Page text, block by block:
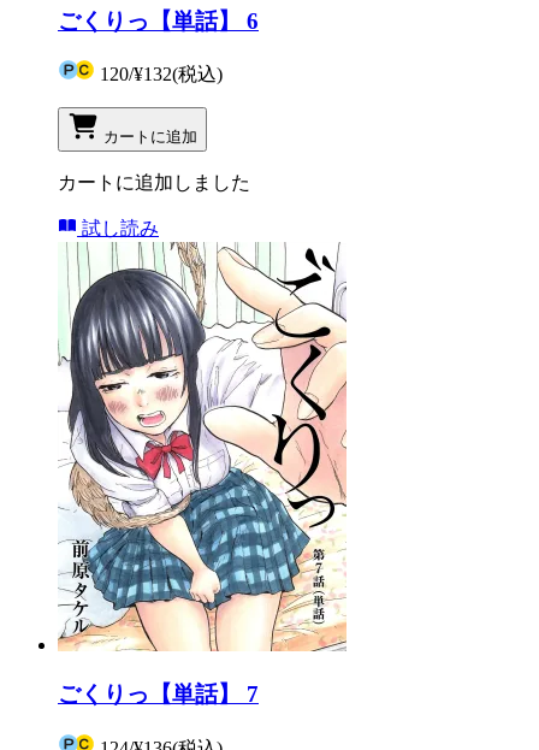
ごくりっ【単話】 6
120/¥132(税込)
カートに追加
カートに追加しました
試し読み
ごくりっ【単話】 7